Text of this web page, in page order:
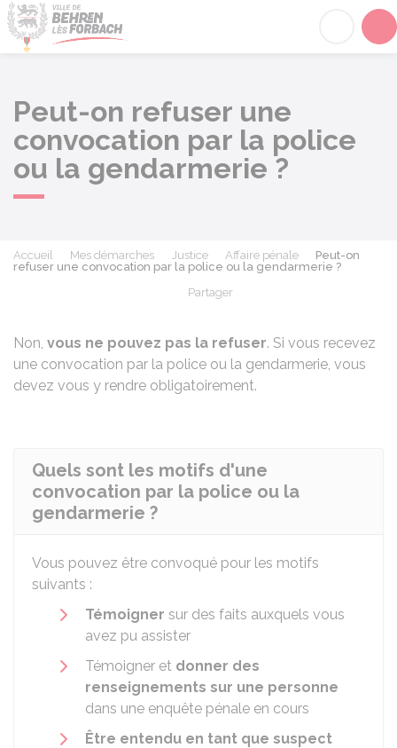
Peut-on refuser une
convocation par la police
ou la gendarmerie ?
Accueil Mes démarches Justice Affaire pénale
Peut-on
refuser une convocation par la police ou la gendarmerie ?
Partager
Non, vous ne pouvez pas la refuser. Si vous recevez
une convocation par la police ou la gendarmerie, vous
devez vous y rendre obligatoirement.
Quels sont les motifs d'une
convocation par la police ou la
gendarmerie ?
Vous pouvez être convoqué pour les motifs
suivants :
Témoigner sur des faits auxquels vous
avez pu assister
Témoigner et donner des
renseignements sur une personne
dans une enquête pénale en cours
Être entendu en tant que suspect